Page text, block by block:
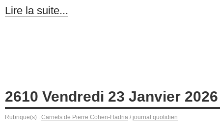
Lire la suite...
2610 Vendredi 23 Janvier 2026
Rubrique(s) : Carnets de Pierre Cohen-Hadria / journal quotidien